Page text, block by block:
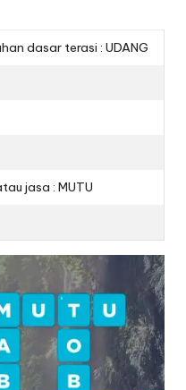
dasar terasi : UDANG
jasa : MUTU